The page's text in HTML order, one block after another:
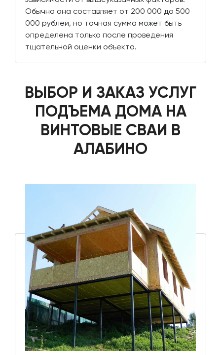
Обычно она составляет от 200 000 до 500
000 рублей, но точная сумма может быть
определена только после проведения
тщательной оценки объекта.
ВЫБОР И ЗАКАЗ УСЛУГ
ПОДЪЕМА ДОМА НА
ВИНТОВЫЕ СВАИ В
АЛАБИНО